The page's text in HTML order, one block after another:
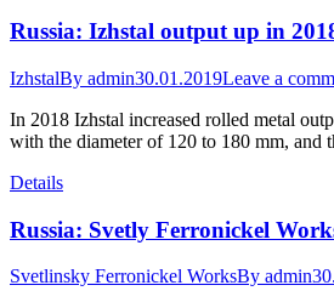
Russia: Izhstal output up in
IzhstalBy admin30.01.2019Leave a
In 2018 Izhstal increased rolled metal
with the diameter of 120 to 180 mm,
Details
Russia: Svetly Ferronickel
Svetlinsky Ferronickel WorksBy admin